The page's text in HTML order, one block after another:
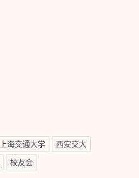
上海交通大学 西安交大
校友会